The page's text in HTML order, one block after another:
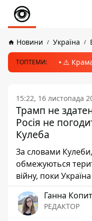
Новини Україна
ТОПТЕМИ: ⚠️
15:22, 16 листопада
Трамп не
Росія не
Кулеба
За словами Кулеби,
обмежуються
війну, поки
Ганна
РЕДАКТОР